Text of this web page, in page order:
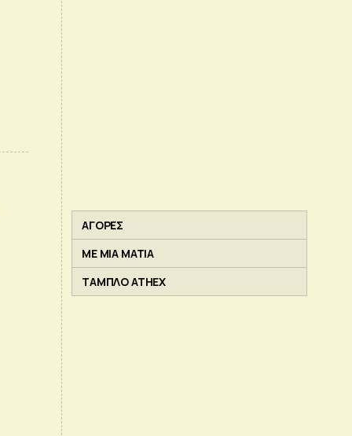
ΑΓΟΡΕΣ
ΜΕ ΜΙΑ ΜΑΤΙΑ
ΤΑΜΠΛΟ ATHEX